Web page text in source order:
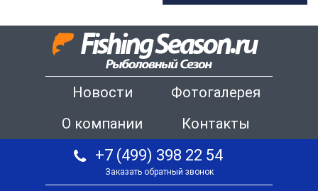
Новости
Фотогалерея
О компании
Контакты
+7 (499) 398 22 54
Заказать обратный звонок